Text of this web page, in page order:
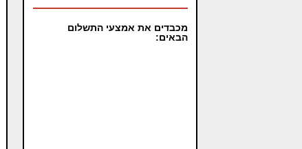
מכבדים את אמצעי התשלום
הבאים: